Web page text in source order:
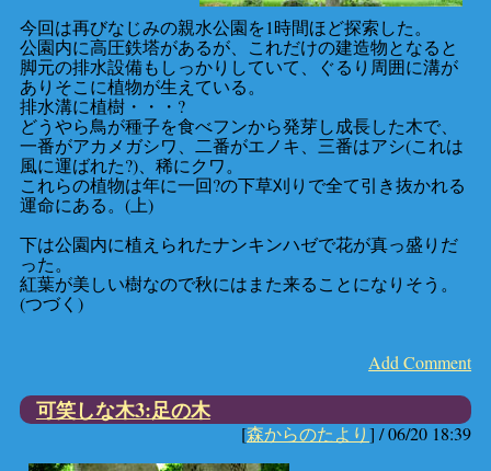
今回は再びなじみの親水公園を1時間ほど探索した。
公園内に高圧鉄塔があるが、これだけの建造物となると
脚元の排水設備もしっかりしていて、ぐるり周囲に溝が
ありそこに植物が生えている。
排水溝に植樹・・・?
どうやら鳥が種子を食べフンから発芽し成長した木で、
一番がアカメガシワ、二番がエノキ、三番はアシ(これは
風に運ばれた?)、稀にクワ。
これらの植物は年に一回?の下草刈りで全て引き抜かれる
運命にある。(上)
下は公園内に植えられたナンキンハゼで花が真っ盛りだ
った。
紅葉が美しい樹なので秋にはまた来ることになりそう。
(つづく)
Add Comment
可笑しな木3:足の木
[森からのたより] /06/20 18:39